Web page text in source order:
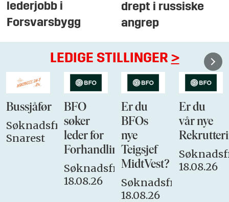
lederjobb i
Forsvarsbygg
drept i russiske
angrep
LEDIGE STILLINGER >
Bussjåfør
Søknadsfrist:
Snarest
BFO
søker
leder for
Forhandlingsutvalget
Søknadsfrist:
18.08.26
Er du
BFOs
nye
Teigsjef
MidtVest?
Søknadsfrist:
18.08.26
Er du
vår nye
18.08.26